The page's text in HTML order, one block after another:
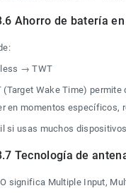
Ahorro de batería
→ TWT
(Target Wake Time)
en momentos específicos,
si usas muchos
Tecnología de
significa Multiple Input,